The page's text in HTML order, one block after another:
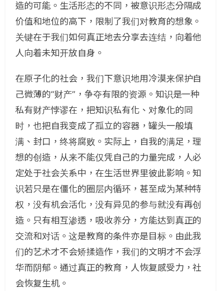
造的可能。生活形态的不同，被意识形态分隔成
价值和地位的高下，限制了我们对教育的想象。
关键在于我们如何真正地去分享去连结，向着他
人向着未知开放自身。
在原子化的社会，我们下意识地用冷漠来保护自
己微薄的“财产”，争夺有限的资源。知识是一种
私有财产悖谬在，把知识私有化、对象化的同
时，也把自我变成了孤立的容器，罐头一般填
满、封口，终将腐败。实际上，自我的满足，理
想的创造，从来不能仅凭自己的力量完成，人必
定处于社会关系中，在生活世界里彼此影响。知
识若只是在僵化的圈层内循环，甚至成为某种特
权，没有机会活化，没有异见的参与就没有再创
造。只有相互渗透，吸收养分，方能达到真正的
交流和对话。这是教育的条件亦是目标。由此我
们的艺术才不会矫揉造作，我们的文明才不会浮
华而阴郁。通过真正的教育，人恢复感受力，社
会恢复生机。